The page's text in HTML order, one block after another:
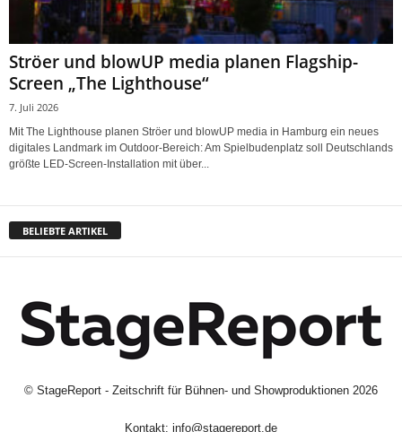
Ströer und blowUP media planen Flagship-
Screen „The Lighthouse“
7. Juli 2026
Mit The Lighthouse planen Ströer und blowUP media in Hamburg ein neues
digitales Landmark im Outdoor-Bereich: Am Spielbudenplatz soll Deutschlands
größte LED-Screen-Installation mit über...
BELIEBTE ARTIKEL
© StageReport - Zeitschrift für Bühnen- und Showproduktionen 2026
Kontakt: info@stagereport.de